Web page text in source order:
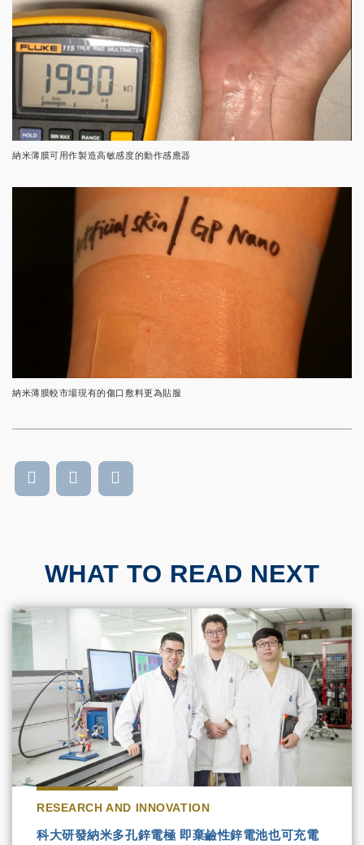
納米薄膜可用作製造高敏感度的動作感應器
納米薄膜較市場現有的傷口敷料更為貼服
WHAT TO READ NEXT
RESEARCH AND INNOVATION
科大研發納米多孔鋅電極 即棄鹼性鋅電池也可充電